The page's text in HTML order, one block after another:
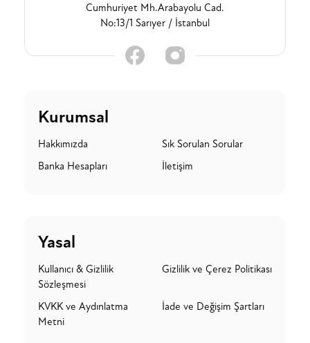
Cumhuriyet Mh.Arabayolu Cad.
No:13/1 Sarıyer / İstanbul
Kurumsal
Hakkımızda
Sık Sorulan Sorular
Banka Hesapları
İletişim
Yasal
Kullanıcı & Gizlilik
Sözleşmesi
Gizlilik ve Çerez Politikası
KVKK ve Aydınlatma
Metni
İade ve Değişim Şartları